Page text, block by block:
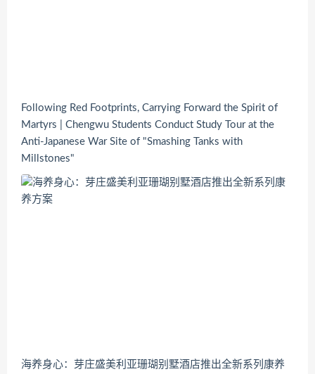
Following Red Footprints, Carrying Forward the Spirit of
Martyrs | Chengwu Students Conduct Study Tour at the
Anti-Japanese War Site of "Smashing Tanks with
Millstones"
海养身心：芽庄盛美利亚珊瑚别墅酒店推出全新系列康养